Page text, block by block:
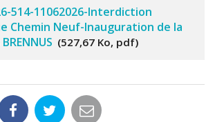
514-11062026-Interdiction
Chemin Neuf-Inauguration de la
527,67 Ko, pdf